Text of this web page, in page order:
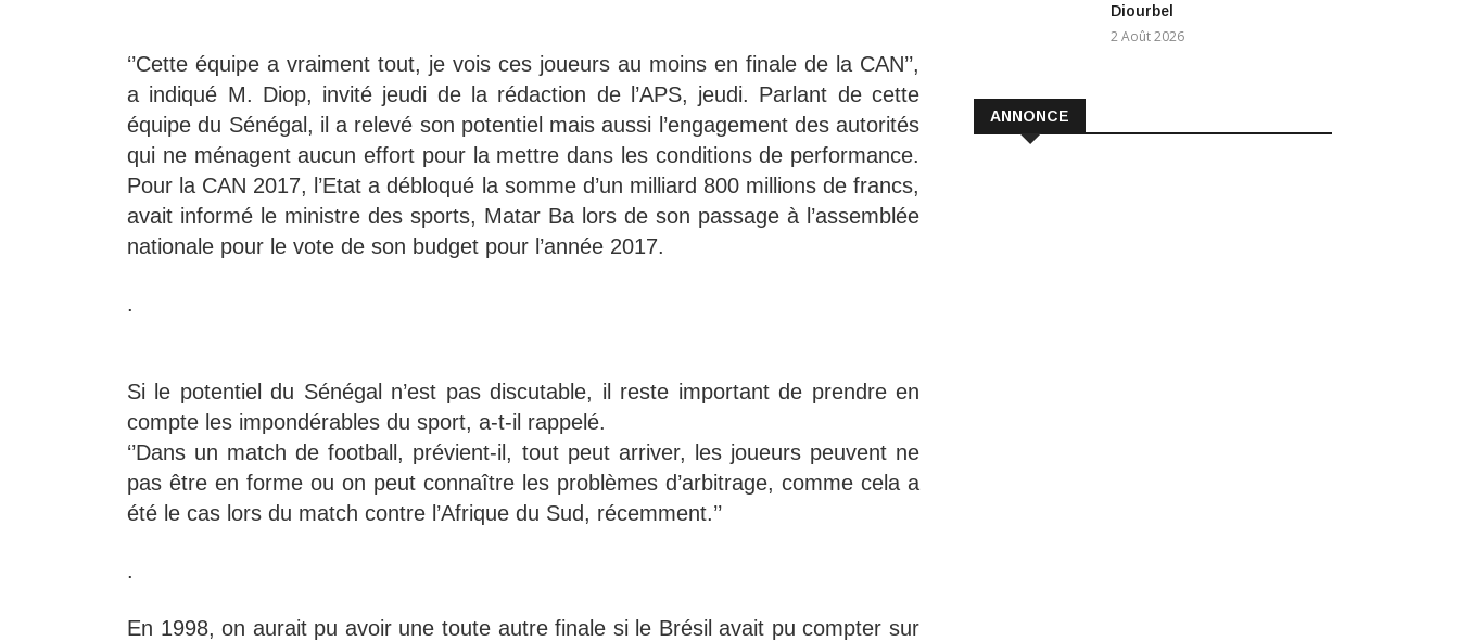
‘’Cette équipe a vraiment tout, je vois ces joueurs au moins en finale de la CAN’’,
a indiqué M. Diop, invité jeudi de la rédaction de l’APS, jeudi. Parlant de cette
équipe du Sénégal, il a relevé son potentiel mais aussi l’engagement des autorités
qui ne ménagent aucun effort pour la mettre dans les conditions de performance.
Pour la CAN 2017, l’Etat a débloqué la somme d’un milliard 800 millions de francs,
avait informé le ministre des sports, Matar Ba lors de son passage à l’assemblée
nationale pour le vote de son budget pour l’année 2017.
.
Si le potentiel du Sénégal n’est pas discutable, il reste important de prendre en
compte les impondérables du sport, a-t-il rappelé.
‘’Dans un match de football, prévient-il, tout peut arriver, les joueurs peuvent ne
pas être en forme ou on peut connaître les problèmes d’arbitrage, comme cela a
été le cas lors du match contre l’Afrique du Sud, récemment.’’
.
En 1998, on aurait pu avoir une toute autre finale si le Brésil avait pu compter sur
Diourbel
2 Août 2026
ANNONCE